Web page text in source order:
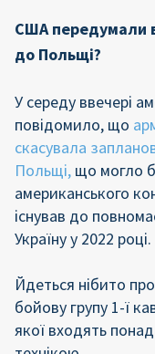
США передумали
до Польщі?
У середу ввечері
повідомило, що
скасувала
Польщі, що могло б
американського
існував до
Україну у 2022 році.
Йдеться нібито
бойову групу 1-ї
якої входять